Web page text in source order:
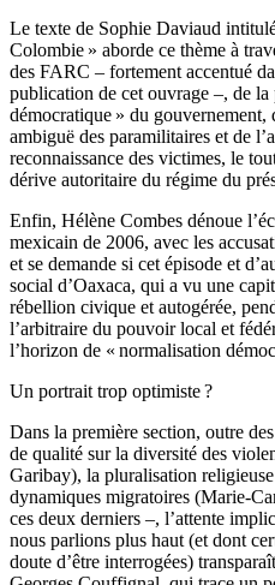
Le texte de Sophie Daviaud
Colombie » aborde ce thème à
des FARC – fortement accentué
publication de cet ouvrage –, de
démocratique » du
ambiguë des paramilitaires et de
reconnaissance des victimes, le
dérive autoritaire du régime du
Enfin, Hélène Combes dénoue
mexicain de 2006, avec les
et se demande si cet épisode et
social d’Oaxaca, qui a vu une
rébellion civique et autogérée,
l’arbitraire du pouvoir local et
l’horizon de « normalisation
Un portrait trop optimiste ?
Dans la première section, outre
de qualité sur la diversité des
Garibay), la pluralisation
dynamiques migratoires (Marie-
ces deux derniers –, l’attente
nous parlions plus haut (et dont
doute d’être interrogées)